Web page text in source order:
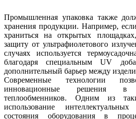
Промышленная упаковка также
хранения продукции. Например,
храниться на открытых
защиту от ультрафиолетового
случаях используется
благодаря специальным UV
дополнительный барьер между
Современные технологии
инновационные решения в
теплообменников. Одним из
использование
состояния оборудования в